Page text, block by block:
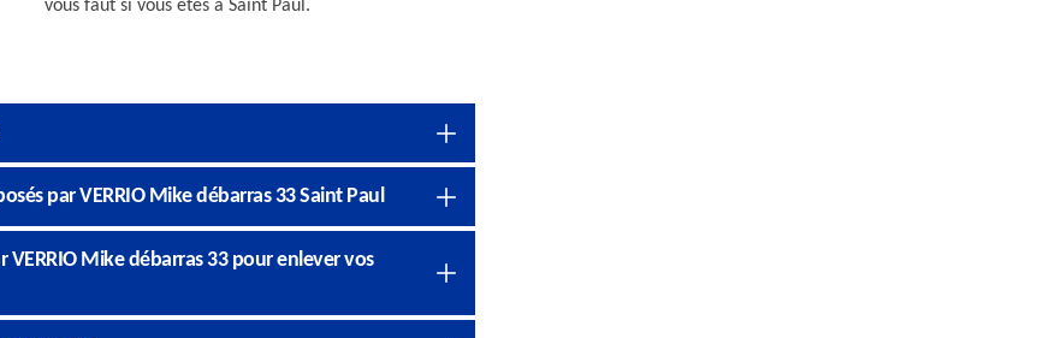
vous faut si vous êtes à Saint Paul.
par VERRIO Mike débarras 33 Saint Paul
Mike débarras 33 pour enlever vos